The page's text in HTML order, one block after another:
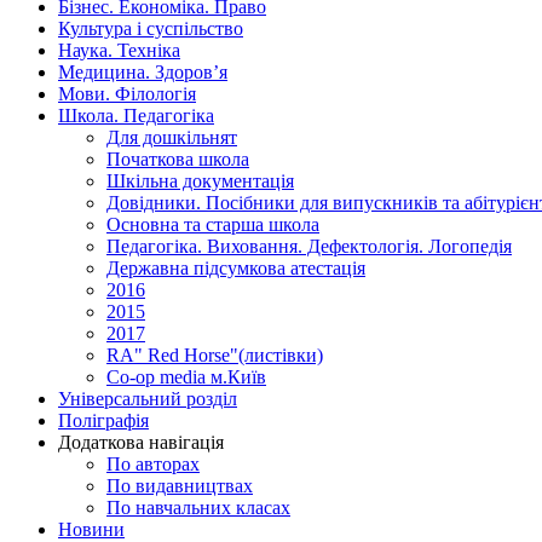
Бізнес. Економіка. Право
Культура і суспільство
Наука. Техніка
Медицина. Здоров’я
Мови. Філологія
Школа. Педагогіка
Для дошкільнят
Початкова школа
Шкільна документація
Довідники. Посібники для випускників та
Основна та старша школа
Педагогіка. Виховання. Дефектологія. Логопедія
Державна підсумкова атестація
2016
2015
2017
RA" Red Horse"(листівки)
Co-op media м.Київ
Універсальний розділ
Поліграфія
Додаткова навігація
По авторах
По видавництвах
По навчальних класах
Новини